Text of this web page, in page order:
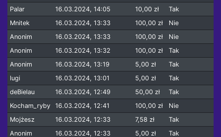
Palar
16.03.2024, 14:05 10,00 zł
Tak
Mnitek
16.03.2024, 13:33 100,00 zł
Nie
Anonim
16.03.2024, 13:33 100,00 zł
Nie
Anonim
16.03.2024, 13:32 100,00 zł
Tak
Anonim
16.03.2024, 13:19 5,00 zł
Tak
lugi
16.03.2024, 13:01 5,00 zł
Tak
deBielau
16.03.2024, 12:49 50,00 zł
Tak
Kocham_ryby
16.03.2024, 12:41 100,00 zł
Nie
Mojżesz
16.03.2024, 12:33 7,58 zł
Tak
Anonim
16.03.2024, 12:33 5,00 zł
Tak